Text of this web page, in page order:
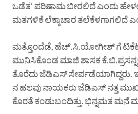
ಒಡೆತ’ ಪರಿಣಾಮ ಬೀರಲಿದೆ ಎಂದು
ಮತಗಳಿಕೆ ಲೆಕ್ಕಾಚಾರ ತಲೆಕೆಳಗಾಗಲಿದೆ
ಮತ್ತೊಂದೆಡೆ, ಹೆಚ್.ಸಿ.ಯೋಗೀಶ್ ಗೆ
ಮುನಿಸಿಕೊಂಡ ಮಾಜಿ ಶಾಸಕ
ತೊರೆದು ಜೆಡಿಎಸ್ ಸೇರ್ಪಡೆಯಾಗಿದ್ದರು.
ನ ಹಲವು ನಾಯಕರು ಜೆಡಿಎಸ್ ನತ್ತ ಮುಖ
ಕೊರತೆ ಕಂಡುಬಂದಿತ್ತು. ಭಿನ್ನಮತ ಮನೆ